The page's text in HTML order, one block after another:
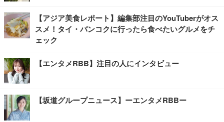
【アジア美食レポート】編集部注目のYouTuberがオス
スメ！タイ・バンコクに行ったら食べたいグルメをチ
ェック
【エンタメRBB】注目の人にインタビュー
【坂道グループニュース】ーエンタメRBBー